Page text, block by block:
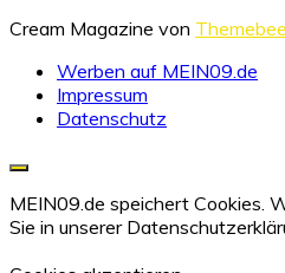
Cream Magazine von
Werben auf MEIN09.de
Impressum
Datenschutz
MEIN09.de speichert Cookies.
Sie in unserer